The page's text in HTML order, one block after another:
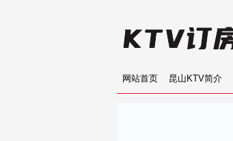
网站首页 昆山KTV简介